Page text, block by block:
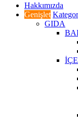
Hakkımızda
Genişlet
GIDA